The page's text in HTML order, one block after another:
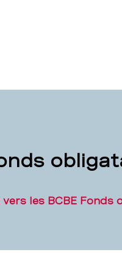
les BCBE Fonds